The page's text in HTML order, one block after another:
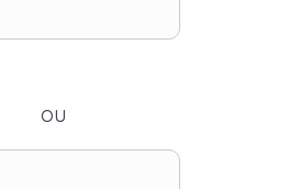
ou